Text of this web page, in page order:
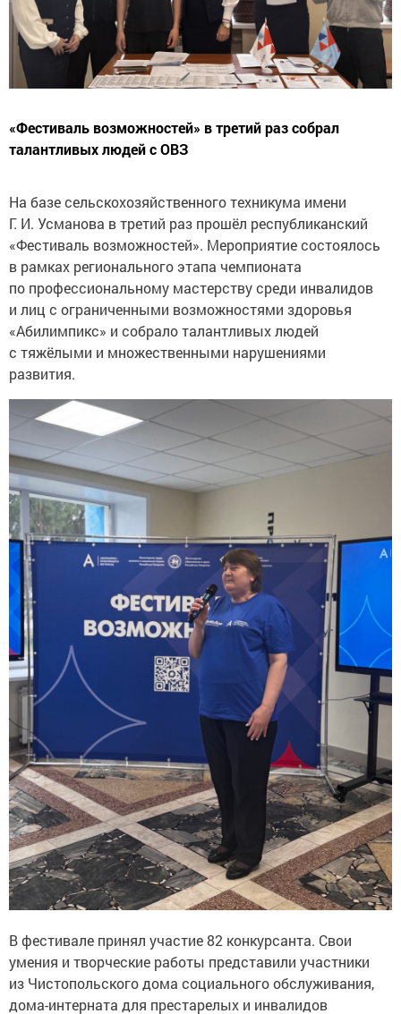
«Фестиваль возможностей» в третий раз собрал
талантливых людей с ОВЗ
На базе сельскохозяйственного техникума имени
Г. И. Усманова в третий раз прошёл республиканский
«Фестиваль возможностей». Мероприятие состоялось
в рамках регионального этапа чемпионата
по профессиональному мастерству среди инвалидов
и лиц с ограниченными возможностями здоровья
«Абилимпикс» и собрало талантливых людей
с тяжёлыми и множественными нарушениями
развития.
В фестивале принял участие 82 конкурсанта. Свои
умения и творческие работы представили участники
из Чистопольского дома социального обслуживания,
дома-интерната для престарелых и инвалидов